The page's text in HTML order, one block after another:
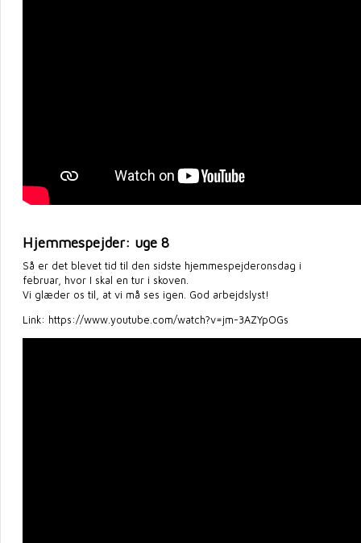
Hjemmespejder: uge 8
Så er det blevet tid til den sidste hjemmespejderonsdag i
februar, hvor I skal en tur i skoven.
Vi glæder os til, at vi må ses igen. God arbejdslyst!
Link: https://www.youtube.com/watch?v=jm-3AZYpOGs